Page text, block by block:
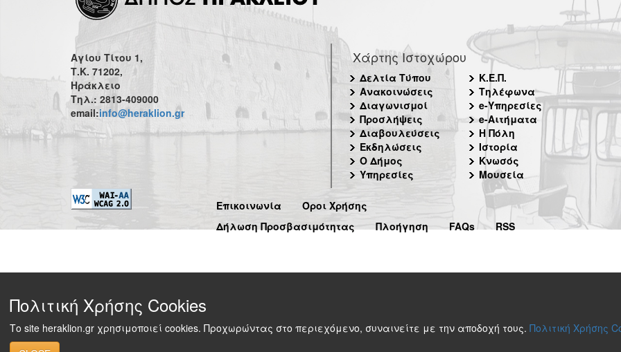
Αγίου Τίτου 1,
Τ.Κ. 71202,
Ηράκλειο
Τηλ.: 2813-409000
email:info@heraklion.gr
Χάρτης Ιστοχώρου
Δελτία Τύπου
Ανακοινώσεις
Διαγωνισμοί
Προσλήψεις
Διαβουλεύσεις
Εκδηλώσεις
Ο Δήμος
Υπηρεσίες
Κ.Ε.Π.
Τηλέφωνα
e-Υπηρεσίες
e-Αιτήματα
Η Πόλη
Ιστορία
Κνωσός
Μουσεία
Επικοινωνία
Όροι Χρήσης
Δήλωση Προσβασιμότητας
Πλοήγηση FAQs RSS
Πολιτική Χρήσης Cookies
Το site heraklion.gr χρησιμοποιεί cookies. Προχωρώντας στο περιεχόμενο, συναινείτε με την αποδοχή τους. Πολιτική Χρήσης